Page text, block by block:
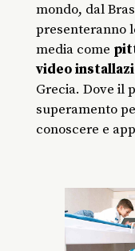
mondo, dal
presenteranno
media come
video
Grecia. Dove il
superamento
conoscere e